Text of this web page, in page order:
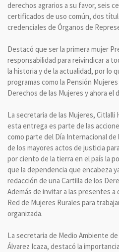
derechos agrarios a su favor, seis
certificados de uso común, dos
credenciales de Órganos de
Destacó que ser la primera mujer
responsabilidad para reivindicar a
la historia y de la actualidad, por lo
programas como la Pensión
Derechos de las Mujeres y ahora el
La secretaria de las Mujeres, Citlalli
esta entrega es parte de las
como parte del Día Internacional
de los mayores actos de justicia
por ciento de la tierra en el país la
que la dependencia que encabeza
redacción de una Cartilla de los
Además de invitar a las presentes
Red de Mujeres Rurales para
organizada.
La secretaria de Medio Ambiente
Álvarez Icaza, destacó la